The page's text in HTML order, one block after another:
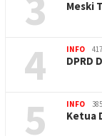
Meski
4 INFO
DPRD
5 INFO
Ketua